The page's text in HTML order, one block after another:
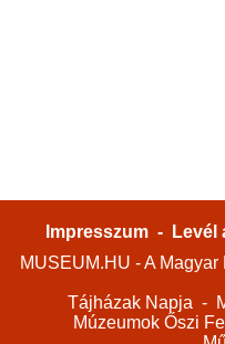
Impresszum -
Levél
MUSEUM.HU - A
Tájházak Napja -
Múzeumok Őszi